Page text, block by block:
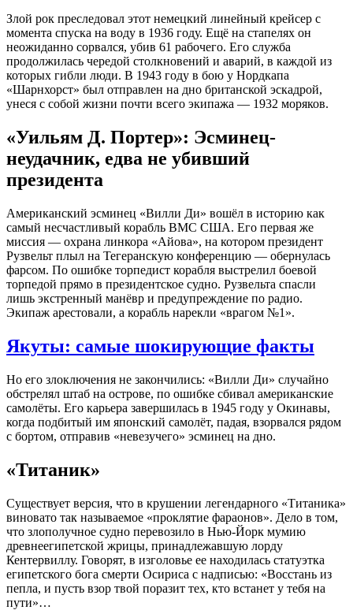
Злой рок преследовал этот немецкий линейный крейсер с
момента спуска на воду в 1936 году. Ещё на стапелях он
неожиданно сорвался, убив 61 рабочего. Его служба
продолжилась чередой столкновений и аварий, в каждой из
которых гибли люди. В 1943 году в бою у Нордкапа
«Шарнхорст» был отправлен на дно британской эскадрой,
унеся с собой жизни почти всего экипажа — 1932 моряков.
«Уильям Д. Портер»: Эсминец-
неудачник, едва не убивший
президента
Американский эсминец «Вилли Ди» вошёл в историю как
самый несчастливый корабль ВМС США. Его первая же
миссия — охрана линкора «Айова», на котором президент
Рузвельт плыл на Тегеранскую конференцию — обернулась
фарсом. По ошибке торпедист корабля выстрелил боевой
торпедой прямо в президентское судно. Рузвельта спасли
лишь экстренный манёвр и предупреждение по радио.
Экипаж арестовали, а корабль нарекли «врагом №1».
Якуты: самые шокирующие факты
Но его злоключения не закончились: «Вилли Ди» случайно
обстрелял штаб на острове, по ошибке сбивал американские
самолёты. Его карьера завершилась в 1945 году у Окинавы,
когда подбитый им японский самолёт, падая, взорвался рядом
с бортом, отправив «невезучего» эсминец на дно.
«Титаник»
Существует версия, что в крушении легендарного «Титаника»
виновато так называемое «проклятие фараонов». Дело в том,
что злополучное судно перевозило в Нью-Йорк мумию
древнеегипетской жрицы, принадлежавшую лорду
Кентервиллу. Говорят, в изголовье ее находилась статуэтка
египетского бога смерти Осириса с надписью: «Восстань из
пепла, и пусть взор твой поразит тех, кто встанет у тебя на
пути»…